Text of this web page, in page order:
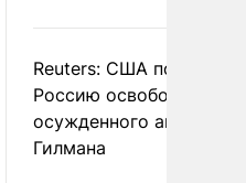
Reuters: США
Россию освободить
осужденного
Гилмана